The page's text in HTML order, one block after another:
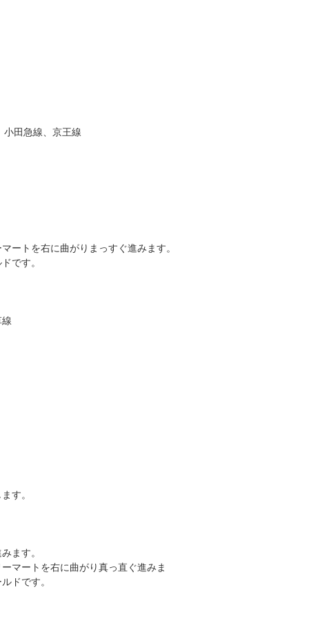
小田急線、京王線
ートを右に曲がりまっすぐ進みます。
です。
す。
ます。
マートを右に曲がり真っ直ぐ進みま
ドです。